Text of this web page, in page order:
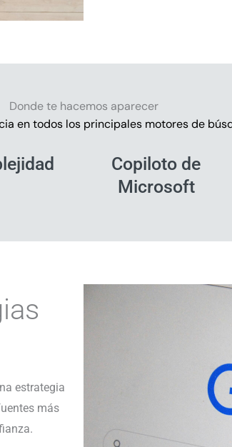
Donde te hacemos aparecer
en todos los principales motores de
Copiloto de
Microsoft
estrategia
más